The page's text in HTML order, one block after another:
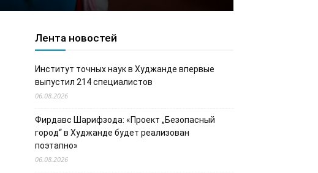
Лента новостей
Институт точных наук в Худжанде впервые
выпустил 214 специалистов
06.08.2026
Фирдавс Шарифзода: «Проект „Безопасный
город“ в Худжанде будет реализован
поэтапно»
06.08.2026